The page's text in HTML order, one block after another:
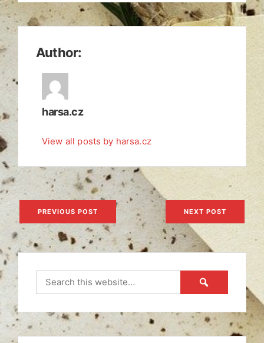
Author:
harsa.cz
View all posts by harsa.cz
Navigace
pro
příspěvek
PREVIOUS POST NEXT POST